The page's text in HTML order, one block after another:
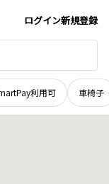
ログイン新規登録
利用可 車椅子